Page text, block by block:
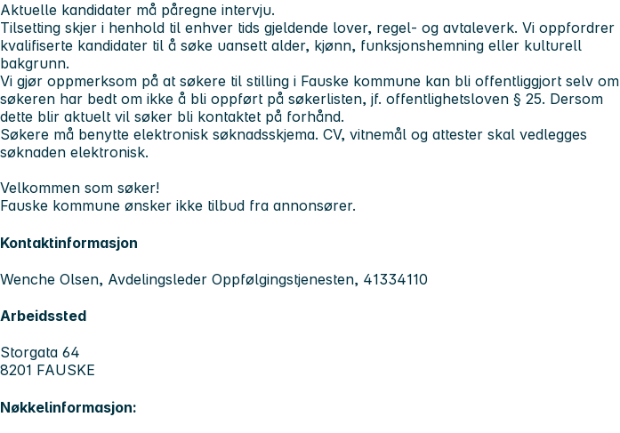
Aktuelle kandidater må påregne intervju.
Tilsetting skjer i henhold til enhver tids gjeldende lover, regel- og avtaleverk. Vi oppfordrer
kvalifiserte kandidater til å søke uansett alder, kjønn, funksjonshemning eller kulturell
bakgrunn.
Vi gjør oppmerksom på at søkere til stilling i Fauske kommune kan bli offentliggjort selv om
søkeren har bedt om ikke å bli oppført på søkerlisten, jf. offentlighetsloven § 25. Dersom
dette blir aktuelt vil søker bli kontaktet på forhånd.
Søkere må benytte elektronisk søknadsskjema. CV, vitnemål og attester skal vedlegges
søknaden elektronisk.
Velkommen som søker!
Fauske kommune ønsker ikke tilbud fra annonsører.
Kontaktinformasjon
Wenche Olsen, Avdelingsleder Oppfølgingstjenesten, 41334110
Arbeidssted
Storgata 64
8201 FAUSKE
Nøkkelinformasjon: